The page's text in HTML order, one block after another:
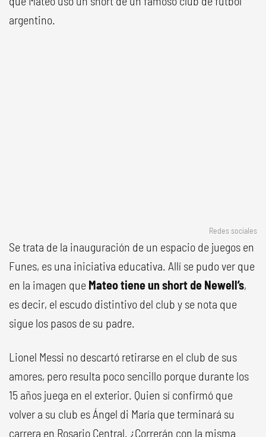
argentino.
Redes sociales
Se trata de la inauguración de un espacio de juegos en
Funes, es una iniciativa educativa. Allí se pudo ver que
en la imagen que Mateo tiene un short de Newell’s,
es decir, el escudo distintivo del club y se nota que
sigue los pasos de su padre.
Lionel Messi no descartó retirarse en el club de sus
amores, pero resulta poco sencillo porque durante los
15 años juega en el exterior. Quien sí confirmó que
volver a su club es Ángel di María que terminará su
carrera en Rosario Central. ¿Correrán con la misma